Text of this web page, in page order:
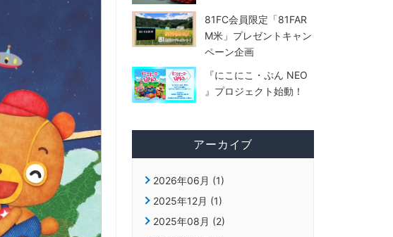
81FC会員限定「81FAR
M米」プレゼントキャン
ペーン企画
『にこにこ・ぷん NEO
』プロジェクト始動！
アーカイブ
2026年06月 (1)
2025年12月 (1)
2025年08月 (2)